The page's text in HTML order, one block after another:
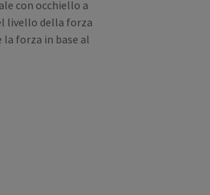
con occhiello a
livello della forza
forza in base al